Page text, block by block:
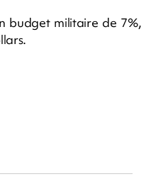
budget militaire de 7%,